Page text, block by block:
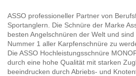
ASSO professioneller Partner von
Sportanglern. Die Schnüre der Marke
besten Angelschnüren der Welt und
Nummer 1 aller Karpfenschnüre zu
Die ASSO Hochleistungsschnüre
durch eine hohe Qualität mit starken
beeindrucken durch Abriebs- und